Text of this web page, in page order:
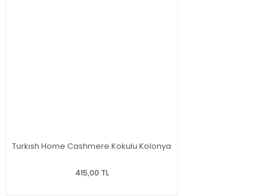
Turkısh Home Cashmere Kokulu Kolonya
415,00 TL